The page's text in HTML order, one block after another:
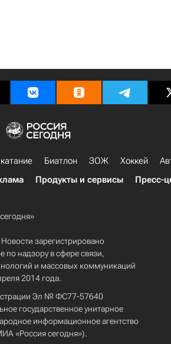
Биатлон ЗОЖ Хоккей
Продукты и сервисы Пресс-
зарегистрировано
по надзору в сфере связи,
и массовых коммуникаций
2014 года.
Эл № ФС77-57640
государственное унитарное
информационное агентство
«Россия сегодня»).